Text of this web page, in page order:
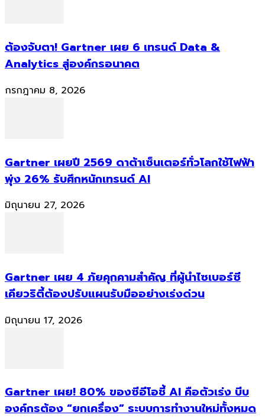
ต้องจับตา! Gartner เผย 6 เทรนด์ Data &
Analytics สู่องค์กรอนาคต
กรกฎาคม 8, 2026
Gartner เผยปี 2569 ดาต้าเซ็นเตอร์ทั่วโลกใช้ไฟฟ้า
พุ่ง 26% รับศึกหนักเทรนด์ AI
มิถุนายน 27, 2026
Gartner เผย 4 ภัยคุกคามสำคัญ ที่ผู้นำไซเบอร์ซี
เคียวริตี้ต้องปรับแผนรับมืออย่างเร่งด่วน
มิถุนายน 17, 2026
Gartner เผย! 80% ของซีอีโอชี้ AI คือตัวเร่ง บีบ
องค์กรต้อง “ยกเครื่อง” ระบบการทำงานใหม่ทั้งหมด